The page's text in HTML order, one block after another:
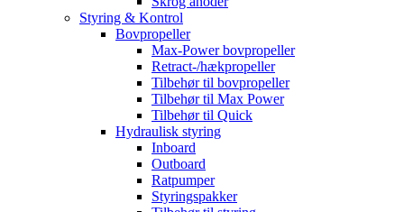
Styring & Kontrol
Bovpropeller
Max-Power bovpropeller
Retract-/hækpropeller
Tilbehør til bovpropeller
Tilbehør til Max Power
Tilbehør til Quick
Hydraulisk styring
Inboard
Outboard
Ratpumper
Styringspakker